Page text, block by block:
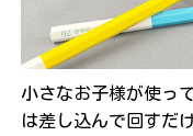
小さなお子様が使っ
は差し込んで回すだ